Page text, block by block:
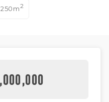
250m2